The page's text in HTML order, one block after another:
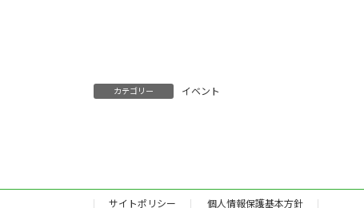
カテゴリー イベント
サイトポリシー 個人情報保護基本方針